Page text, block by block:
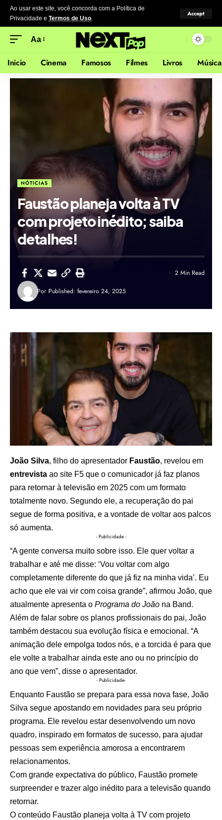
Ao usar este site, você concorda com a Política de
Privacidade e Termos de Uso.
Accept
Aa
Inicio Cinema Famosos Filmes Livros Música
NÓTICIAS
Faustão planeja volta à TV
com projeto inédito; saiba
detalhes!
Por Published: fevereiro 24, 2025
2 Min Read
João Silva, filho do apresentador Faustão, revelou em
entrevista ao site F5 que o comunicador já faz planos
para retornar à televisão em 2025 com um formato
totalmente novo. Segundo ele, a recuperação do pai
segue de forma positiva, e a vontade de voltar aos palcos
só aumenta.
- Publicidade -
“A gente conversa muito sobre isso. Ele quer voltar a
trabalhar e até me disse: ‘Vou voltar com algo
completamente diferente do que já fiz na minha vida’. Eu
acho que ele vai vir com coisa grande”, afirmou João, que
atualmente apresenta o Programa do João na Band.
Além de falar sobre os planos profissionais do pai, João
também destacou sua evolução física e emocional. “A
animação dele empolga todos nós, e a torcida é para que
ele volte a trabalhar ainda este ano ou no princípio do
ano que vem”, disse o apresentador.
- Publicidade-
Enquanto Faustão se prepara para essa nova fase, João
Silva segue apostando em novidades para seu próprio
programa. Ele revelou estar desenvolvendo um novo
quadro, inspirado em formatos de sucesso, para ajudar
pessoas sem experiência amorosa a encontrarem
relacionamentos.
Com grande expectativa do público, Faustão promete
surpreender e trazer algo inédito para a televisão quando
retornar.
O conteúdo Faustão planeja volta à TV com projeto